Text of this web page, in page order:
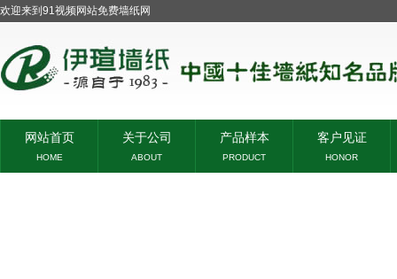
欢迎来到91视频网站免费墙纸网
网站首页
HOME
关于公司
ABOUT
产品样本
PRODUCT
客户见证
HONOR